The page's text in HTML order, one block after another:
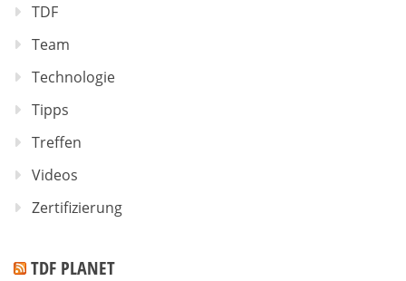
TDF
Team
Technologie
Tipps
Treffen
Videos
Zertifizierung
TDF PLANET